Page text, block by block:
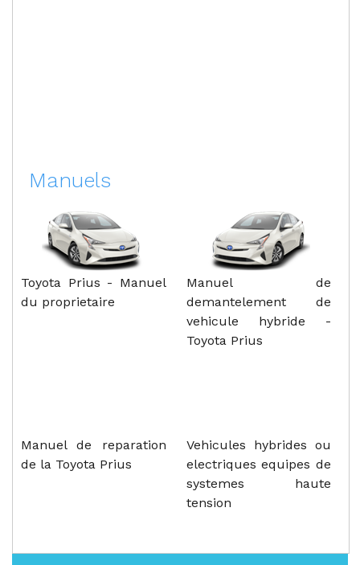
Manuels
Toyota Prius - Manuel
du proprietaire
Manuel de
demantelement de
vehicule hybride -
Toyota Prius
Manuel de reparation
de la Toyota Prius
Vehicules hybrides ou
electriques equipes de
systemes haute
tension